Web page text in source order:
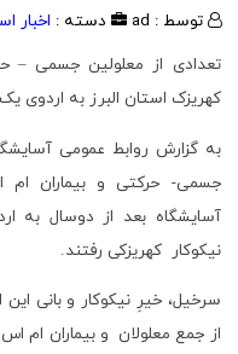
توسط : ad دسته : اخبار
تعدادی از معلولین جسمی –
کهریزک استان البرز به اردوی
به گزارش روابط عمومی
جسمی- حرکتی و بیماران ام
آسایشگاه بعد از دوسال به
نیکوکار کهریزکی رفتند.
سرخیل، خیرِ نیکوکار و بانی
از جمع معلولان و بیماران ام